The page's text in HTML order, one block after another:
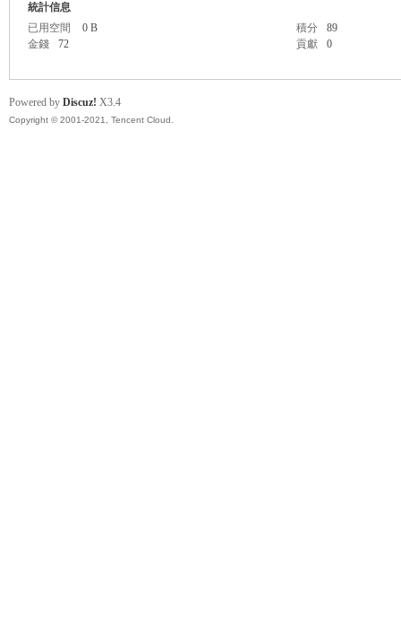
統計信息
已用空間
0 B 積分
89
金錢
72 貢獻 0
Powered by Discuz! X3.4
Copyright © 2001-2021, Tencent Cloud.